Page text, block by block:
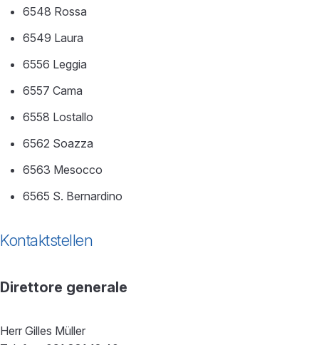
6548 Rossa
6549 Laura
6556 Leggia
6557 Cama
6558 Lostallo
6562 Soazza
6563 Mesocco
6565 S. Bernardino
Kontaktstellen
Direttore generale
Herr Gilles Müller